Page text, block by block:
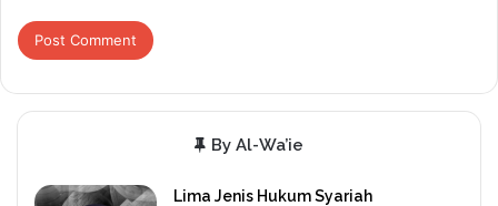
By Al-Wa’ie
Lima Jenis Hukum Syariah